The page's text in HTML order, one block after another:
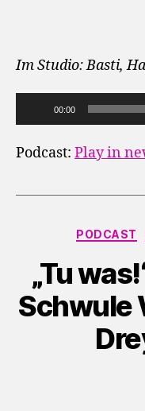
Im Studio: Basti,
u
d
y
e
00:00
Podcast: Play in
PODCAST
„Tu
Schwule